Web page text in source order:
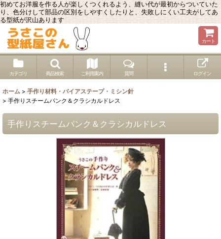
初めてお洋服を作る人が楽しくつくれるよう、縫い代が最初からついていた
り、色分けして部品の区別をしやすくしたりと、失敗しにくい工夫がしてあ
る型紙が沢山あります
カート
カテゴリ 商品検索 ご利用案内 質問 ログイン
ホーム > 手作り材料・バイアステープ・ミシン針
> 手作りスチームパンク＆クラシカルドレス
手作りスチームパンク＆クラシカルドレス